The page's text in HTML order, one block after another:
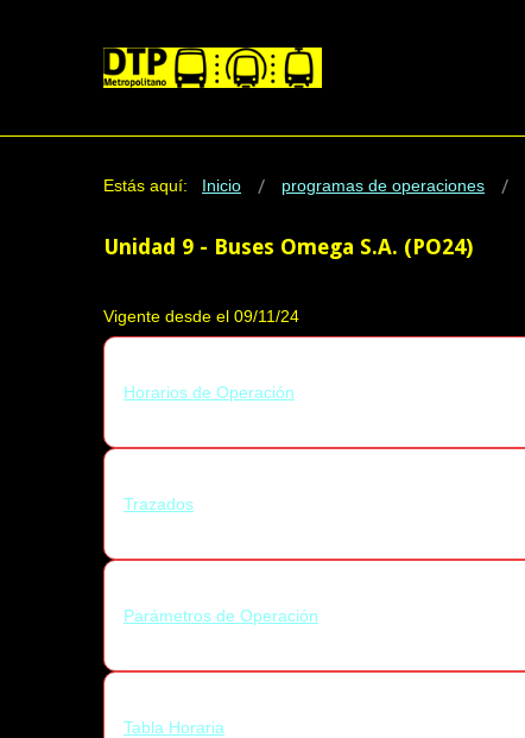
Estás aquí: Inicio programas de operaciones
Unidad 9 - Buses Omega S.A. (PO24)
Vigente desde el 09/11/24
Horarios de Operación
Trazados
Parámetros de Operación
Tabla Horaria